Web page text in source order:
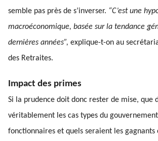
semble pas près de s’inverser. “C’est une
macroéconomique, basée sur la tendance
dernières années”, explique-t-on au
des Retraites.
Impact des primes
Si la prudence doit donc rester de mise, que
véritablement les cas types du gouvernement
fonctionnaires et quels seraient les gagnants